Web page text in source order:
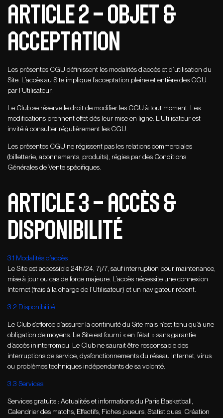
ARTICLE 2 – OBJET &
ACCEPTATION
Les présentes CGU définissent les modalités d’accès et d’utilisation du
Site. L’accès au Site implique l’acceptation pleine et entière des CGU
par l’Utilisateur.
Le Club se réserve le droit de modifier les CGU à tout moment. Les
modifications prennent effet dès leur mise en ligne. L’Utilisateur est
invité à consulter régulièrement les CGU.
Les présentes CGU ne régissent pas les relations commerciales
(billetterie, abonnements, produits), régies par des Conditions
Générales de Vente spécifiques.
ARTICLE 3 – ACCèS &
disponibilité
3.1 Modalités d’accès
Le Site est accessible 24h/24, 7j/7, sauf interruption pour maintenance,
mise à jour ou cas de force majeure. L’accès nécessite une connexion
Internet (frais à la charge de l’Utilisateur) et un navigateur récent.
3.2 Disponibilité
Le Club s’efforce d’assurer la continuité du Site mais n’est tenu qu’à une
obligation de moyens. Le Site est fourni « en l’état » sans garantie
d’accès ininterrompu. Le Club ne saurait être responsable des
interruptions de service, dysfonctionnements du réseau Internet, virus
ou problèmes techniques indépendants de sa volonté.
3.3 Services
Services gratuits : Actualités et informations du Paris Basketball,
Calendrier des matchs, Effectifs, Fiches joueurs, Statistiques, Création